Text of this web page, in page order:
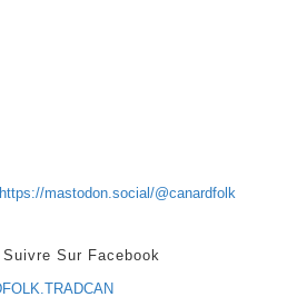
https://mastodon.social/@canardfolk
Sur Facebook